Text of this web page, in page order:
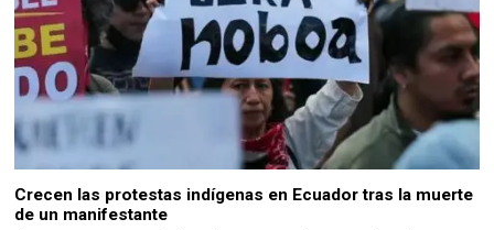
Crecen las protestas indígenas en Ecuador tras la muerte
de un manifestante